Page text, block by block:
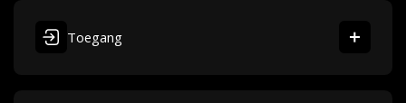
Toegang